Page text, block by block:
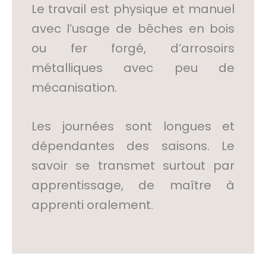
Le travail est physique et manuel
avec l’usage de bêches en bois
ou fer forgé, d’arrosoirs
métalliques avec peu de
mécanisation.
Les journées sont longues et
dépendantes des saisons. Le
savoir se transmet surtout par
apprentissage, de maître à
apprenti oralement.